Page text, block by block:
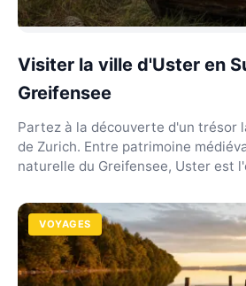
Visiter la ville d'Uster en
Greifensee
Partez à la découverte d'un trésor
de Zurich. Entre patrimoine
naturelle du Greifensee, Uster est
VOYAGES